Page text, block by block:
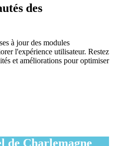
des
à jour des modules
l'expérience utilisateur. Restez
et améliorations pour optimiser
de Charlemagne